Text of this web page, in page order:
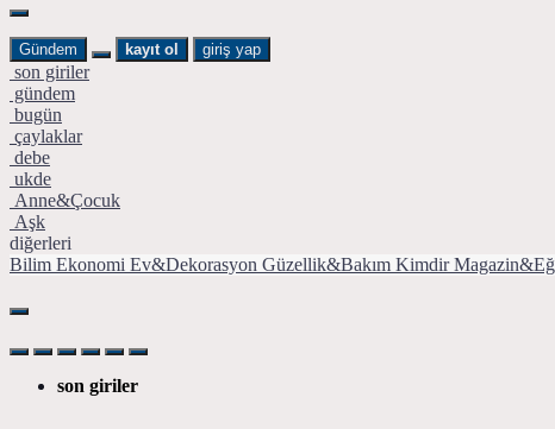
Gündem kayıt ol giriş yap
son giriler
gündem
bugün
çaylaklar
debe
ukde
Anne&Çocuk
Aşk
diğerleri
Bilim Ekonomi Ev&Dekorasyon Güzellik&Bakım Kimdir
son giriler